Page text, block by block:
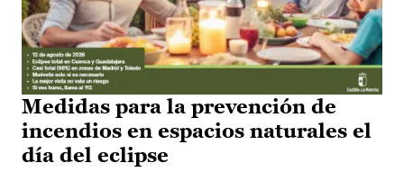
Medidas para la prevención de
incendios en espacios naturales el
día del eclipse